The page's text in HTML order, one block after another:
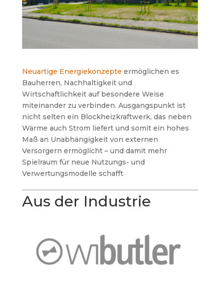
Neuartige Energiekonzepte ermöglichen es
Bauherren, Nachhaltigkeit und
Wirtschaftlichkeit auf besondere Weise
miteinander zu verbinden. Ausgangspunkt ist
nicht selten ein Blockheizkraftwerk, das neben
Wärme auch Strom liefert und somit ein hohes
Maß an Unabhängigkeit von externen
Versorgern ermöglicht – und damit mehr
Spielraum für neue Nutzungs- und
Verwertungsmodelle schafft
Aus der Industrie